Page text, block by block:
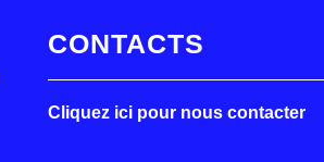
CONTACTS
Cliquez ici pour nous contacter